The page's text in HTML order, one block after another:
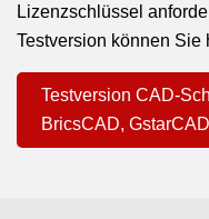
Lizenzschlüssel
Testversion können Sie
Testversion CAD-
BricsCAD,